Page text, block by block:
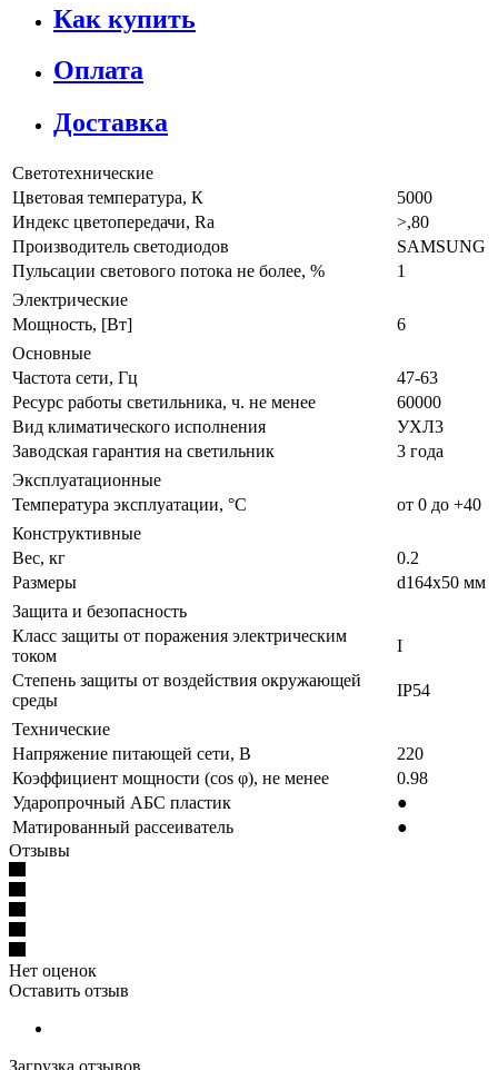
Как купить
Оплата
Доставка
Светотехнические
Цветовая температура, К
5000
Индекс цветопередачи, Ra
>,80
Производитель светодиодов
SAMSUNG
Пульсации светового потока не более, %
1
Электрические
Мощность, [Вт]
6
Основные
Частота сети, Гц
47-63
Ресурс работы светильника, ч. не менее
60000
Вид климатического исполнения
УХЛ3
Заводская гарантия на светильник
3 года
Эксплуатационные
Температура эксплуатации, °C
от 0 до +40
Конструктивные
Вес, кг
0.2
Размеры
d164x50 мм
Защита и безопасность
Класс защиты от поражения электрическим
током
I
Степень защиты от воздействия окружающей
среды
IP54
Технические
Напряжение питающей сети, В
220
Коэффициент мощности (cos φ), не менее
0.98
Ударопрочный АБС пластик
●
Матированный рассеиватель
●
Отзывы
Нет оценок
Оставить отзыв